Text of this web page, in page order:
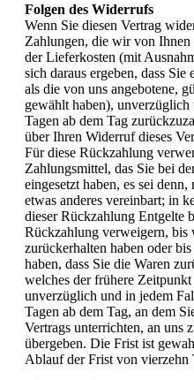
Folgen des Widerrufs
Wenn Sie diesen Vertrag
Zahlungen, die wir von Ihnen
der Lieferkosten (mit
sich daraus ergeben, dass
als die von uns angebotene,
gewählt haben), unverzüglich
Tagen ab dem Tag
über Ihren Widerruf dieses
Für diese Rückzahlung
Zahlungsmittel, das Sie bei
eingesetzt haben, es sei
etwas anderes vereinbart; in
dieser Rückzahlung Entgelte
Rückzahlung verweigern, bis
zurückerhalten haben oder
haben, dass Sie die Waren
welches der frühere
unverzüglich und in jedem
Tagen ab dem Tag, an dem
Vertrags unterrichten, an uns
übergeben. Die Frist ist
Ablauf der Frist von vierzehn